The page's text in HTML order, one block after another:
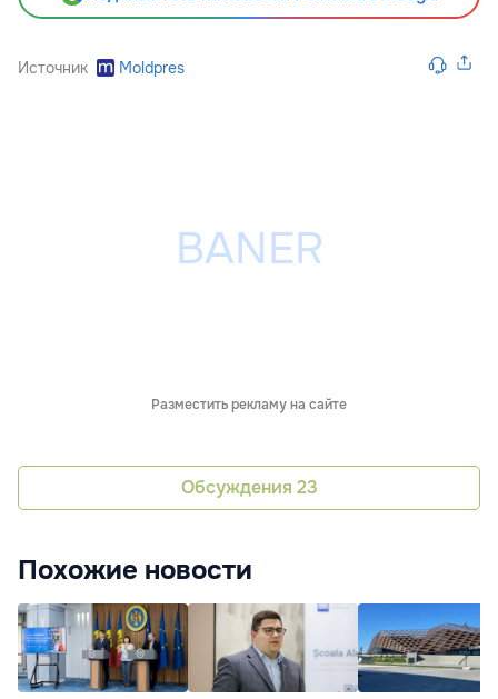
Источник Moldpres
Разместить рекламу на сайте
Обсуждения 23
Похожие новости